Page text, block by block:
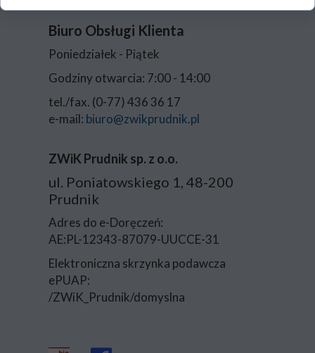
Biuro Obsługi Klienta
Poniedziałek - Piątek
Godziny otwarcia: 7:00 - 14:00
tel./fax. (0-77) 436 36 17
e-mail: biuro@zwikprudnik.pl
ZWiK Prudnik sp. z o.o.
ul. Poniatowskiego 1, 48-200
Prudnik
Adres do e-Doręczeń:
AE:PL-12343-87079-UUCCE-31
Elektroniczna skrzynka podawcza
ePUAP:
/ZWiK_Prudnik/domyslna